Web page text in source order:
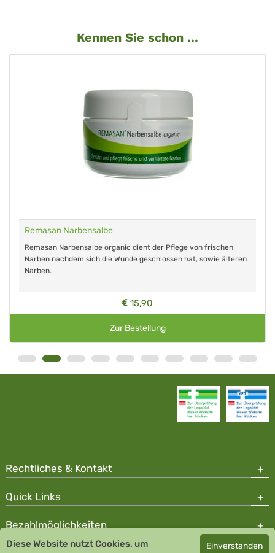
Kennen Sie schon ...
Remasan Narbensalbe
Remasan Narbensalbe organic dient der Pflege von frischen
Narben nachdem sich die Wunde geschlossen hat, sowie älteren
Narben.
15,90
Zur Bestellung
Rechtliches & Kontakt
Quick Links
Bezahlmöglichkeiten
Diese Website nutzt Cookies, um Einverstanden